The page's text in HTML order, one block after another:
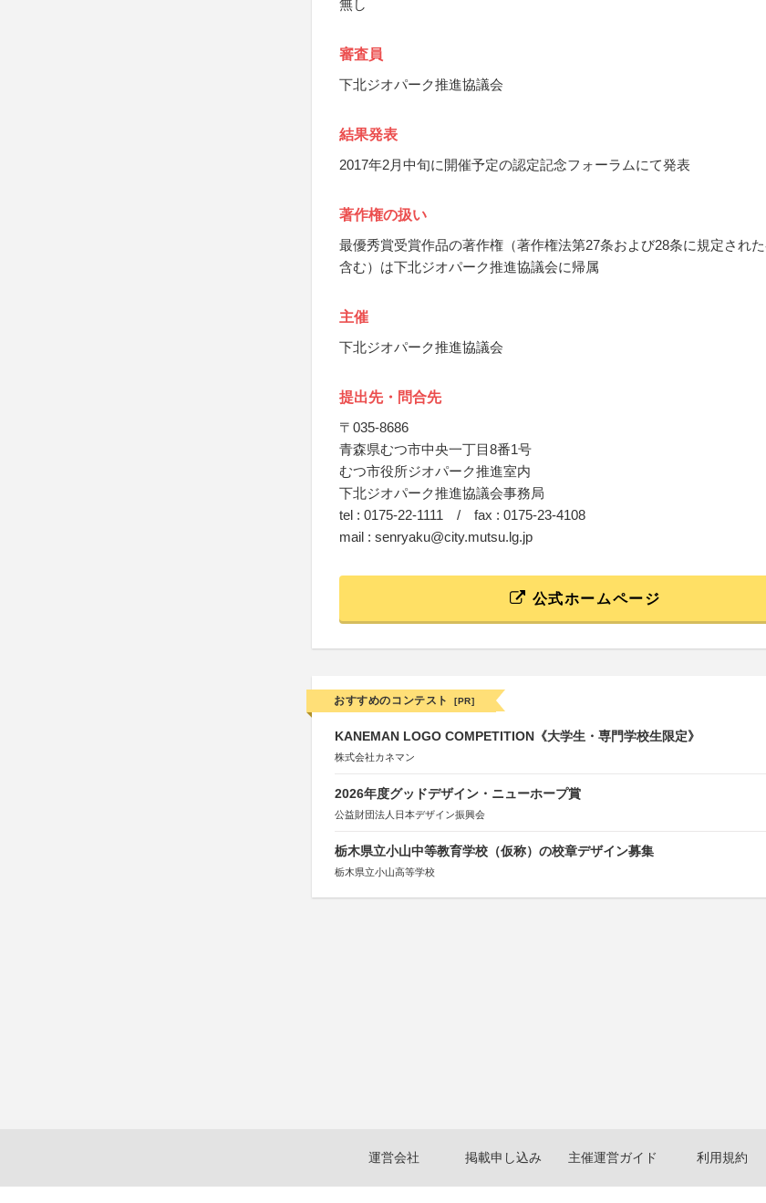
無し
審査員
下北ジオパーク推進協議会
結果発表
2017年2月中旬に開催予定の認定記念フォーラムにて発表
著作権の扱い
最優秀賞受賞作品の著作権（著作権法第27条および28条に規定され
含む）は下北ジオパーク推進協議会に帰属
主催
下北ジオパーク推進協議会
提出先・問合先
〒035-8686
青森県むつ市中央一丁目8番1号
むつ市役所ジオパーク推進室内
下北ジオパーク推進協議会事務局
tel : 0175-22-1111 / fax : 0175-23-4108
mail : senryaku@city.mutsu.lg.jp
公式ホームページ
おすすめのコンテスト [PR]
KANEMAN LOGO COMPETITION《大学生・専門学校生限定》
株式会社カネマン
2026年度グッドデザイン・ニューホープ賞
公益財団法人日本デザイン振興会
栃木県立小山中等教育学校（仮称）の校章デザイン募集
栃木県立小山高等学校
運営会社 掲載申し込み 主催運営ガイド 利用規約